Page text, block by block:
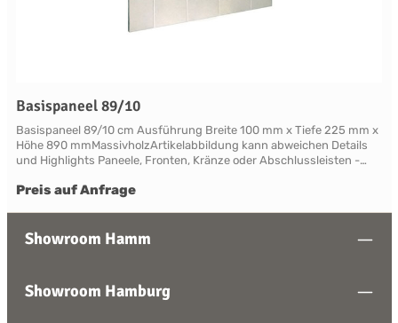
Basispaneel 89/10
Basispaneel 89/10 cm Ausführung Breite 100 mm x Tiefe 225 mm x
Höhe 890 mmMassivholzArtikelabbildung kann abweichen Details
und Highlights Paneele, Fronten, Kränze oder Abschlussleisten -
Modellen mit variablen Ausstattungen und DimensionenNahezu
Service Die Palette der eleganten, handwerklichen Lackfarben von
mischen. Jedes Möbelstück von Neptune kann in Ihrem
Wunschfarbton aus der Neptune Farbkollektion gestrichen werden -
Preis auf Anfrage
Showroom Hamm
Showroom Hamburg